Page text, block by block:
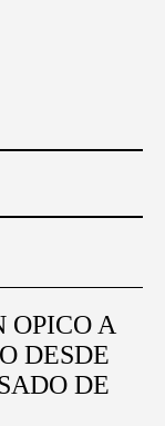
OPICO A
DESDE
DE